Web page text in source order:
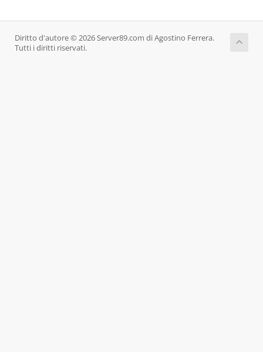
Diritto d'autore © 2026 Server89.com di Agostino Ferrera.
Tutti i diritti riservati.